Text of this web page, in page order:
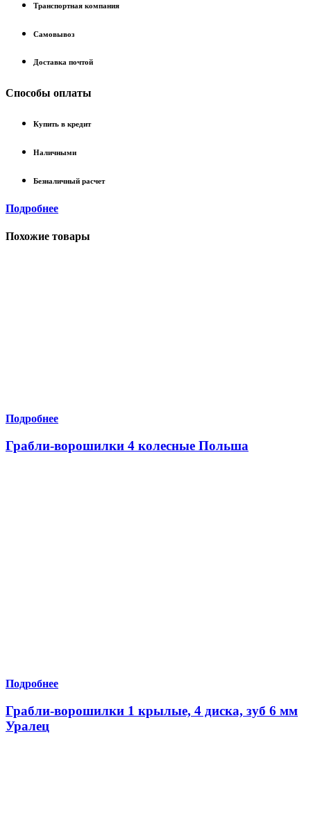
Транспортная компания
Самовывоз
Доставка почтой
Способы оплаты
Купить в кредит
Наличными
Безналичный расчет
Подробнее
Похожие товары
Подробнее
Грабли-ворошилки 4 колесные Польша
Подробнее
Грабли-ворошилки 1 крылые, 4 диска, зуб 6 мм
Уралец